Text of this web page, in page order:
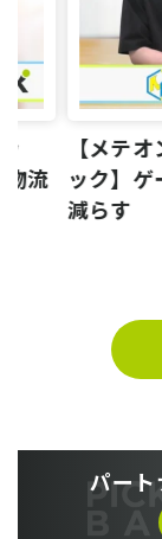
流
【メテ
ック】
減らす
パー